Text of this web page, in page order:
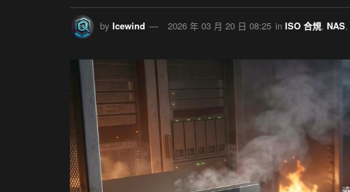
by Icewind 2026 年 03 月 20 日 08:25 in ISO 合規, NAS,